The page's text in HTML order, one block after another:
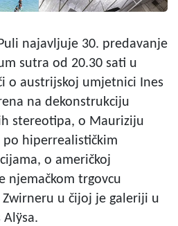
najavljuje 30. predavanje
sutra od 20.30 sati u
o austrijskoj umjetnici Ines
na dekonstrukciju
stereotipa, o Mauriziju
hiperrealističkim
o američkoj
njemačkom trgovcu
u čijoj je galeriji u
Alÿsa.